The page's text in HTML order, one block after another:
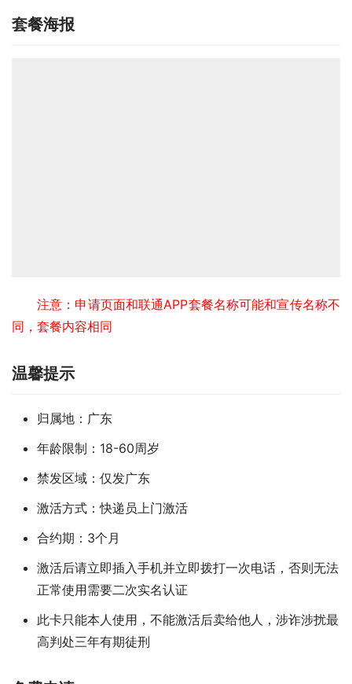
套餐海报
注意：申请页面和联通APP套餐名称可能和宣传名称不
同，套餐内容相同
温馨提示
归属地：广东
年龄限制：18-60周岁
禁发区域：仅发广东
激活方式：快递员上门激活
合约期：3个月
激活后请立即插入手机并立即拨打一次电话，否则无法
正常使用需要二次实名认证
此卡只能本人使用，不能激活后卖给他人，涉诈涉扰最
高判处三年有期徒刑